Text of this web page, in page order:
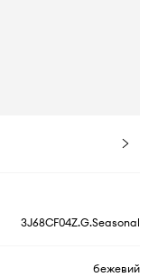
3J68CF04Z.G.Seasonal
бежевий